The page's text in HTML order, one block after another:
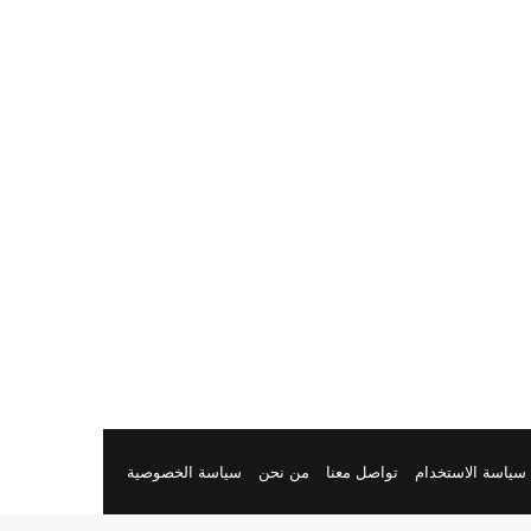
سياسة الاستخدام تواصل معنا من نحن سياسة الخصوصية